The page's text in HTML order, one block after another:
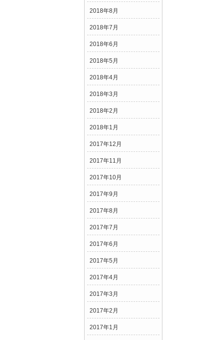
2018年8月
2018年7月
2018年6月
2018年5月
2018年4月
2018年3月
2018年2月
2018年1月
2017年12月
2017年11月
2017年10月
2017年9月
2017年8月
2017年7月
2017年6月
2017年5月
2017年4月
2017年3月
2017年2月
2017年1月